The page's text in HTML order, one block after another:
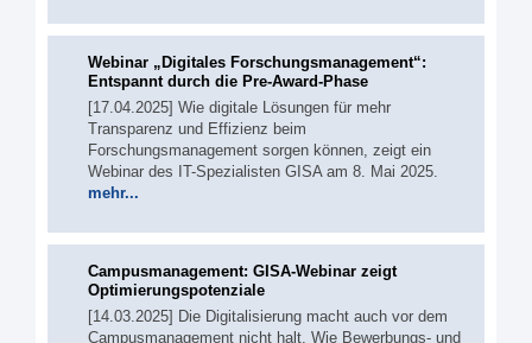
Webinar „Digitales Forschungs­management“:
Entspannt durch die Pre-Award-Phase
[17.04.2025] Wie digitale Lösungen für mehr
Transparenz und Effizienz beim
Forschungsmanagement sorgen können, zeigt ein
Webinar des IT-Spezialisten GISA am 8. Mai 2025.
mehr...
Campusmanagement: GISA-Webinar zeigt
Optimierungspotenziale
[14.03.2025] Die Digitalisierung macht auch vor dem
Campusmanagement nicht halt. Wie Bewerbungs- und